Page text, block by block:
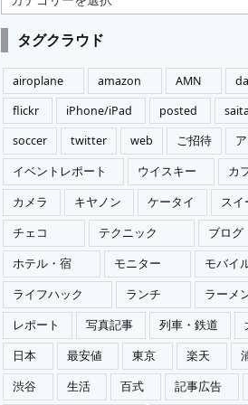
テ
ゴ
リ
ー
タグクラウド
airoplane amazon AMN
flickr
iPhone/iPad posted
soccer
twitter web ご招待
イベントレポート
ウイスキー
カ
カメラ
キヤノン ケータイ
スイ
チェコ
テクニック
ブログ
ホテル・宿
モニター
モバイ
ライフハック
ランチ
ラーメ
レポート
写真記事 列車・鉄道
日本
最安値 東京 楽天
渋谷
生活 百式 記事広告